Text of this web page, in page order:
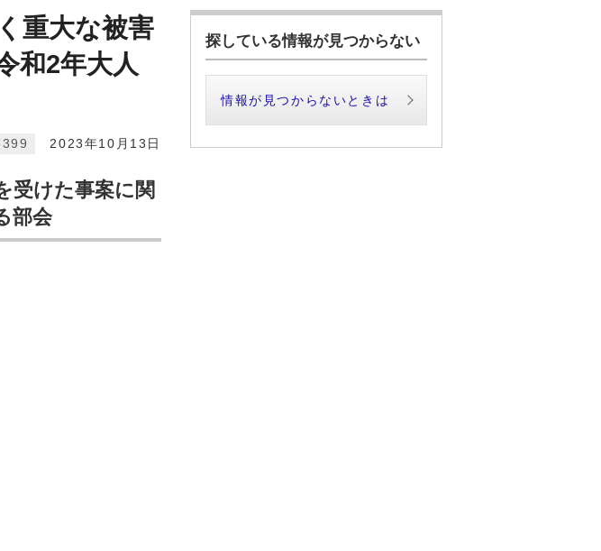
重大な被害
和2年大人
2023年10月13日
受けた事案に関
部会
探している情報が見つからない
情報が見つからないときは